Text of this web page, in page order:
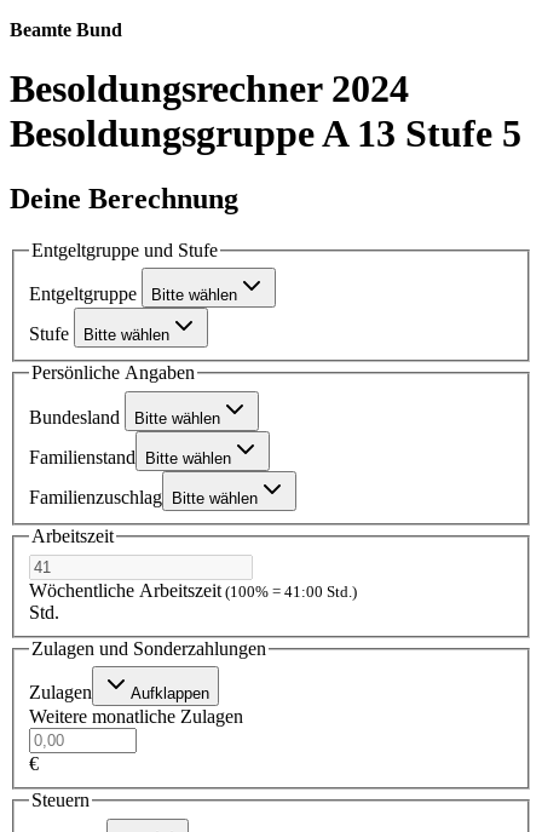
Beamte Bund
Besoldungsrechner 2024
Besoldungsgruppe A 13 Stufe 5
Deine Berechnung
Entgeltgruppe und Stufe
Entgeltgruppe Bitte wählen
Stufe Bitte wählen
Persönliche Angaben
Bundesland Bitte wählen
Familienstand Bitte wählen
Familienzuschlag Bitte wählen
Arbeitszeit
Wöchentliche Arbeitszeit (100% = 41:00 Std.)
Std.
Zulagen und Sonderzahlungen
Zulagen Aufklappen
Weitere monatliche Zulagen
€
Steuern